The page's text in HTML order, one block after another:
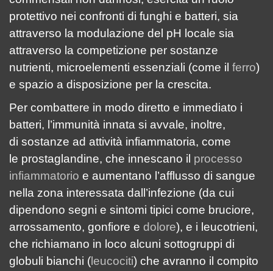
protettivo nei confronti di funghi e batteri, sia
attraverso la modulazione del pH locale sia
attraverso la competizione per sostanze
nutrienti, microelementi essenziali (come il ferro)
e spazio a disposizione per la crescita.
Per combattere in modo diretto e immediato i
batteri, l’immunità innata si avvale, inoltre,
di sostanze ad attività infiammatoria, come
le prostaglandine, che innescano il processo
infiammatorio e aumentano l’afflusso di sangue
nella zona interessata dall’infezione (da cui
dipendono segni e sintomi tipici come bruciore,
arrossamento, gonfiore e dolore), e i leucotrieni,
che richiamano in loco alcuni sottogruppi di
globuli bianchi ( leucociti) che avranno il compito